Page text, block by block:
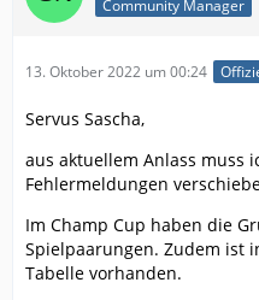
Community Manager
13. Oktober 2022 um 00:24
Servus Sascha,
aus aktuellem Anlass muss
Fehlermeldungen
Im Champ Cup haben die
Spielpaarungen. Zudem ist
Tabelle vorhanden.